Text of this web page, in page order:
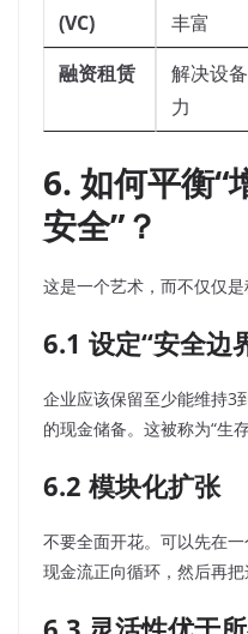
(VC)
丰富
融资租赁
解决设
力
6. 如何平衡“
安全”？
这是一个艺术，而不仅仅是
6.1 设定“安全边
企业应该保留至少能维持3
的现金储备。这被称为“生存
6.2 模块化扩张
不要全面开花。可以先在
现金流正向循环，然后再把